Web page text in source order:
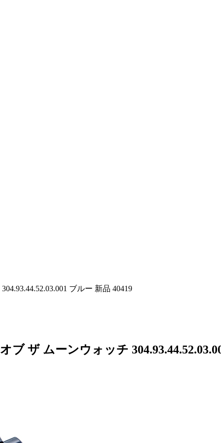
ブルー 新品 40419
ザ ムーンウォッチ